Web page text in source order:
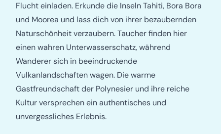
Flucht einladen. Erkunde die Inseln Tahiti, Bora Bora
und Moorea und lass dich von ihrer bezaubernden
Naturschönheit verzaubern. Taucher finden hier
einen wahren Unterwasserschatz, während
Wanderer sich in beeindruckende
Vulkanlandschaften wagen. Die warme
Gastfreundschaft der Polynesier und ihre reiche
Kultur versprechen ein authentisches und
unvergessliches Erlebnis.